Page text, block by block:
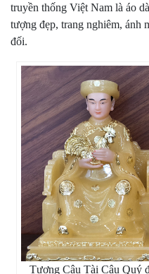
truyền thống Việt Nam là áo
tượng đẹp, trang nghiêm, ánh
đối.
Tượng Cậu Tài Cậu Quý